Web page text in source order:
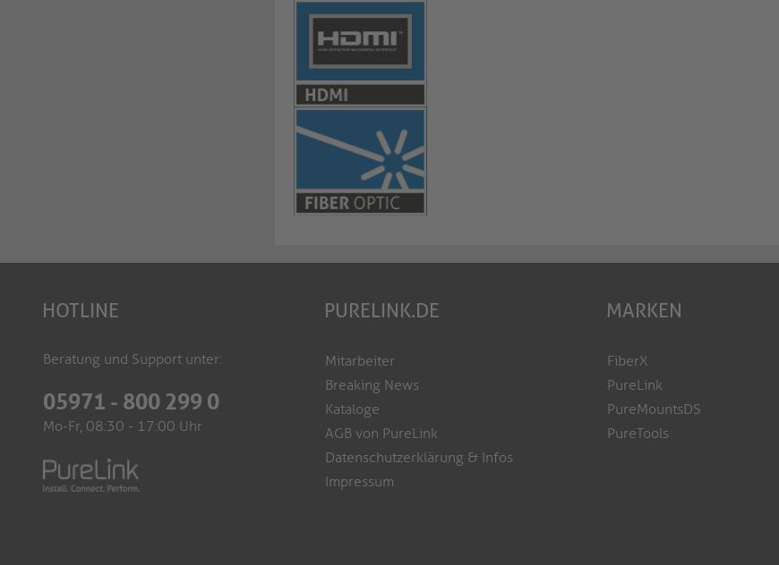
HOTLINE
Beratung und Support unter:
05971 - 800 299 0
Mo-Fr, 08:30 - 17:00 Uhr
PURELINK.DE
Mitarbeiter
Breaking News
Kataloge
AGB von PureLink
Datenschutzerklärung & Infos
Impressum
MARKEN
FiberX
PureLink
PureMountsDS
PureTools